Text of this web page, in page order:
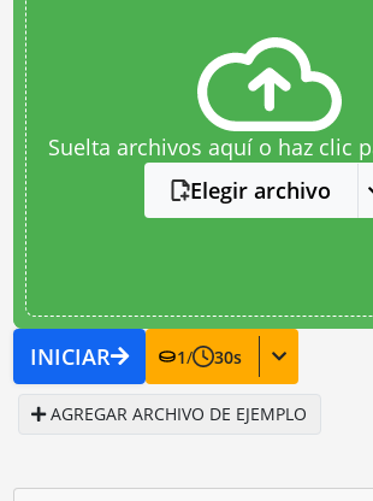
Suelta archivos aquí o haz clic
Elegir archivo
INICIAR 1/ 30s
AGREGAR ARCHIVO DE EJEMPLO